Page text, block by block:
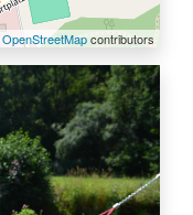
OpenStreetMapcontributors